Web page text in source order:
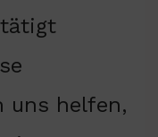
uns helfen,